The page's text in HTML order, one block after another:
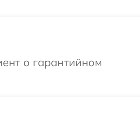
о гарантийном